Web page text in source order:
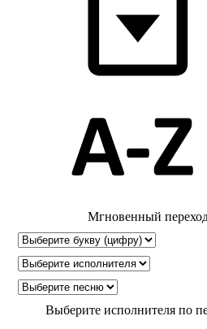
Мгновенный
Выберите исполнителя по